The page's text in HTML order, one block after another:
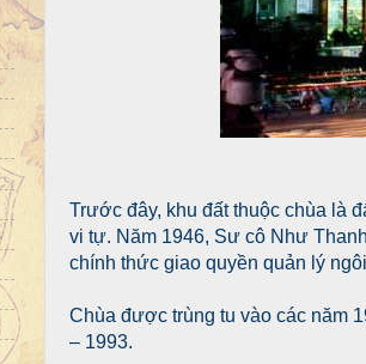
Trước đây, khu đất thuộc chùa là
vi tự. Năm 1946, Sư cô Như
chính thức giao quyền quản lý
Chùa được trùng tu vào các năm
– 1993.